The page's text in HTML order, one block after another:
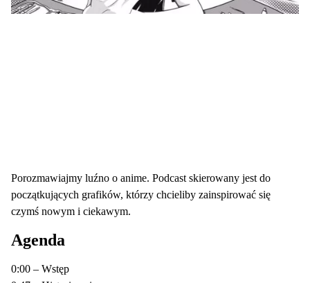
Porozmawiajmy luźno o anime. Podcast skierowany jest do
początkujących grafików, którzy chcieliby zainspirować się
czymś nowym i ciekawym.
Agenda
0:00 – Wstęp